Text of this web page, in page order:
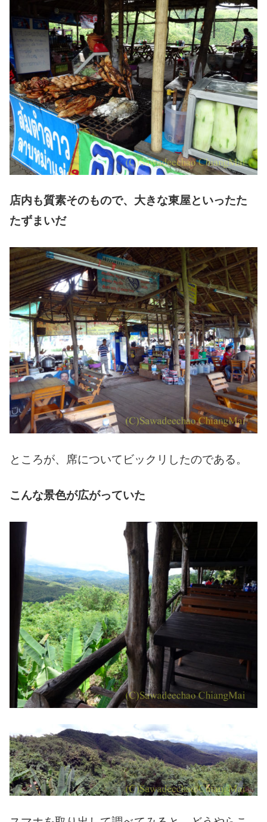
店内も質素そのもので、大きな東屋といったた
たずまいだ
ところが、席についてビックリしたのである。
こんな景色が広がっていた